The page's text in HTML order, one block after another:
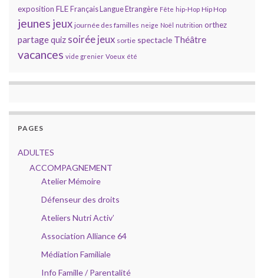
exposition FLE Français Langue Etrangère Fête hip-Hop Hip Hop
jeunes jeux journée des familles neige Noël nutrition orthez
partagequiz soirée jeux sortie spectacle Théâtre
vacances vide grenier Voeux été
PAGES
ADULTES
ACCOMPAGNEMENT
Atelier Mémoire
Défenseur des droits
Ateliers Nutri Activ’
Association Alliance 64
Médiation Familiale
Info Famille / Parentalité